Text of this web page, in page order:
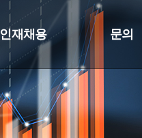
인재채용 문의